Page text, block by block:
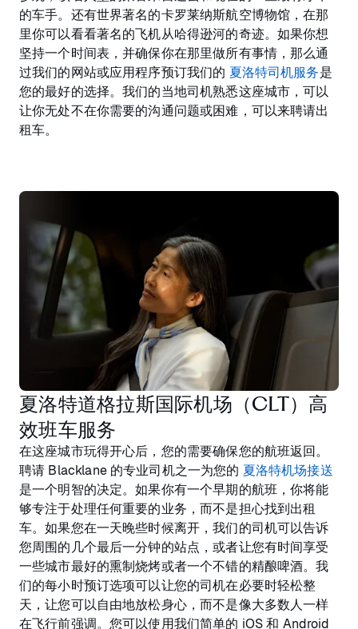
的车手。还有世界著名的卡罗莱纳斯航空博物馆，在那
里你可以看看著名的飞机从哈得逊河的奇迹。如果你想
坚持一个时间表，并确保你在那里做所有事情，那么通
过我们的网站或应用程序预订我们的 夏洛特司机服务是
您的最好的选择。我们的当地司机熟悉这座城市，可以
让你无处不在你需要的沟通问题或困难，可以来聘请出
租车。
夏洛特道格拉斯国际机场（CLT）高
效班车服务
在这座城市玩得开心后，您的需要确保您的航班返回。
聘请 Blacklane 的专业司机之一为您的 夏洛特机场接送
是一个明智的决定。如果你有一个早期的航班，你将能
够专注于处理任何重要的业务，而不是担心找到出租
车。如果您在一天晚些时候离开，我们的司机可以告诉
您周围的几个最后一分钟的站点，或者让您有时间享受
一些城市最好的熏制烧烤或者一个不错的精酿啤酒。我
们的每小时预订选项可以让您的司机在必要时轻松整
天，让您可以自由地放松身心，而不是像大多数人一样
在飞行前强调。您可以使用我们简单的 iOS 和 Android